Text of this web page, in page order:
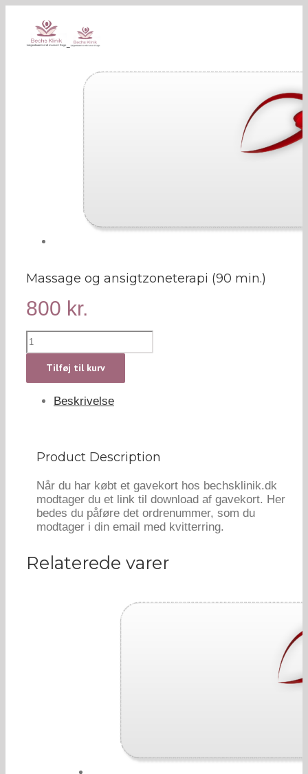
Massage og ansigtzoneterapi (90 min.)
800 kr.
Massage
og
ansigtzoneterapi
antal
Tilføj til kurv
Beskrivelse
Product Description
Når du har købt et gavekort hos bechsklinik.dk
modtager du et link til download af gavekort. Her
bedes du påføre det ordrenummer, som du
modtager i din email med kvitterring.
Relaterede varer